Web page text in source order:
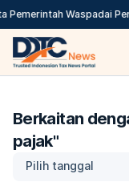
Waspadai
Berkaitan
pajak"
Pilih tanggal